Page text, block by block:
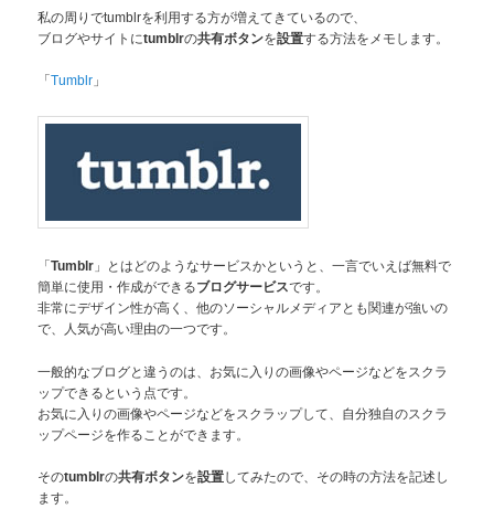
私の周りでtumblrを利用する方が増えてきているので、
ブログやサイトにtumblrの共有ボタンを設置する方法をメモします。
「Tumblr 」
「Tumblr 」とはどのようなサービスかというと、一言でいえば無料で
簡単に使用・作成ができるブログサービスです。
非常にデザイン性が高く、他のソーシャルメディアとも関連が強いの
で、人気が高い理由の一つです。
一般的なブログと違うのは、お気に入りの画像やページなどをスクラ
ップできるという点です。
お気に入りの画像やページなどをスクラップして、自分独自のスクラ
ップページを作ることができます。
そのtumblrの共有ボタンを設置してみたので、その時の方法を記述し
ます。